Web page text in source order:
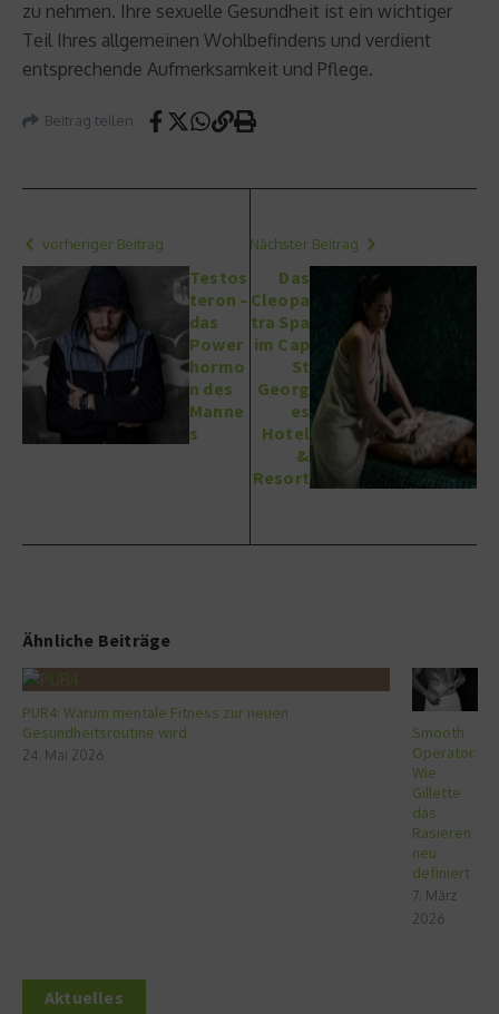
zu nehmen. Ihre sexuelle Gesundheit ist ein wichtiger
Teil Ihres allgemeinen Wohlbefindens und verdient
entsprechende Aufmerksamkeit und Pflege.
Beitrag teilen
vorheriger Beitrag
Testos
teron –
das
Power
hormo
n des
Manne
s
Nächster Beitrag
Das
Cleopa
tra Spa
im Cap
St
Georg
es
Hotel
&
Resort
Ähnliche Beiträge
PUR4: Warum mentale Fitness zur neuen
Gesundheitsroutine wird
24. Mai 2026
Smooth
Operator:
Wie
Gillette
das
Rasieren
neu
definiert
7. März
2026
Aktuelles